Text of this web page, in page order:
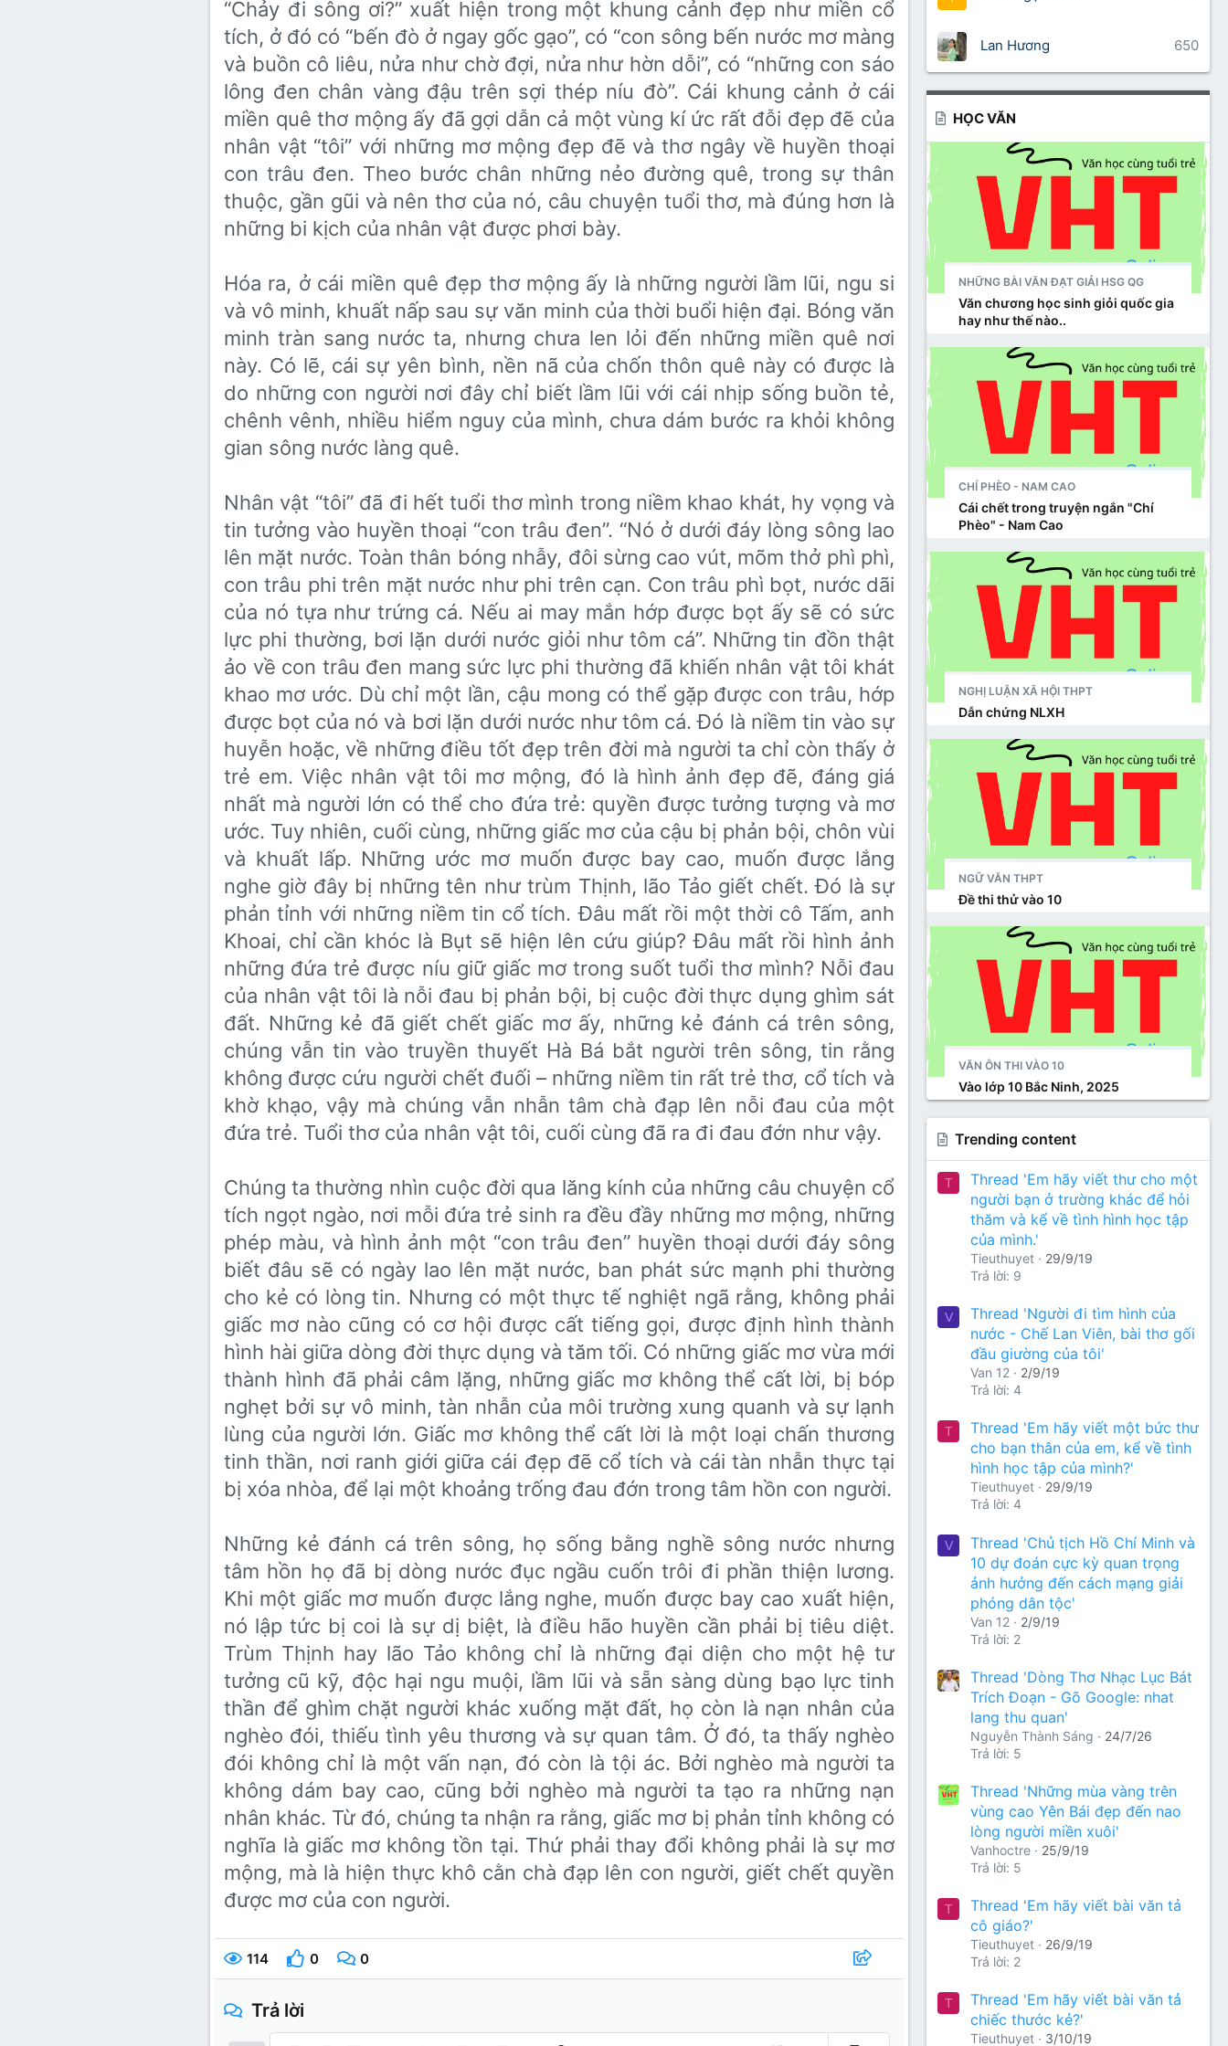
“Chảy đi sông ơi?” xuất hiện trong một khung cảnh đẹp như miền cổ
tích, ở đó có “bến đò ở ngay gốc gạo”, có “con sông bến nước mơ màng
và buồn cô liêu, nửa như chờ đợi, nửa như hờn dỗi”, có “những con sáo
lông đen chân vàng đậu trên sợi thép níu đò”. Cái khung cảnh ở cái
miền quê thơ mộng ấy đã gợi dẫn cả một vùng kí ức rất đỗi đẹp đẽ của
nhân vật “tôi” với những mơ mộng đẹp đẽ và thơ ngây về huyền thoại
con trâu đen. Theo bước chân những nẻo đường quê, trong sự thân
thuộc, gần gũi và nên thơ của nó, câu chuyện tuổi thơ, mà đúng hơn là
những bi kịch của nhân vật được phơi bày.
Hóa ra, ở cái miền quê đẹp thơ mộng ấy là những người lầm lũi, ngu si
và vô minh, khuất nấp sau sự văn minh của thời buổi hiện đại. Bóng văn
minh tràn sang nước ta, nhưng chưa len lỏi đến những miền quê nơi
này. Có lẽ, cái sự yên bình, nền nã của chốn thôn quê này có được là
do những con người nơi đây chỉ biết lầm lũi với cái nhịp sống buồn tẻ,
chênh vênh, nhiều hiểm nguy của mình, chưa dám bước ra khỏi không
gian sông nước làng quê.
Nhân vật “tôi” đã đi hết tuổi thơ mình trong niềm khao khát, hy vọng và
tin tưởng vào huyền thoại “con trâu đen”. “Nó ở dưới đáy lòng sông lao
lên mặt nước. Toàn thân bóng nhẫy, đôi sừng cao vút, mõm thở phì phì,
con trâu phi trên mặt nước như phi trên cạn. Con trâu phì bọt, nước dãi
của nó tựa như trứng cá. Nếu ai may mắn hớp được bọt ấy sẽ có sức
lực phi thường, bơi lặn dưới nước giỏi như tôm cá”. Những tin đồn thật
ảo về con trâu đen mang sức lực phi thường đã khiến nhân vật tôi khát
khao mơ ước. Dù chỉ một lần, cậu mong có thể gặp được con trâu, hớp
được bọt của nó và bơi lặn dưới nước như tôm cá. Đó là niềm tin vào sự
huyễn hoặc, về những điều tốt đẹp trên đời mà người ta chỉ còn thấy ở
trẻ em. Việc nhân vật tôi mơ mộng, đó là hình ảnh đẹp đẽ, đáng giá
nhất mà người lớn có thể cho đứa trẻ: quyền được tưởng tượng và mơ
ước. Tuy nhiên, cuối cùng, những giấc mơ của cậu bị phản bội, chôn vùi
và khuất lấp. Những ước mơ muốn được bay cao, muốn được lắng
nghe giờ đây bị những tên như trùm Thịnh, lão Tảo giết chết. Đó là sự
phản tỉnh với những niềm tin cổ tích. Đâu mất rồi một thời cô Tấm, anh
Khoai, chỉ cần khóc là Bụt sẽ hiện lên cứu giúp? Đâu mất rồi hình ảnh
những đứa trẻ được níu giữ giấc mơ trong suốt tuổi thơ mình? Nỗi đau
của nhân vật tôi là nỗi đau bị phản bội, bị cuộc đời thực dụng ghìm sát
đất. Những kẻ đã giết chết giấc mơ ấy, những kẻ đánh cá trên sông,
chúng vẫn tin vào truyền thuyết Hà Bá bắt người trên sông, tin rằng
không được cứu người chết đuối – những niềm tin rất trẻ thơ, cổ tích và
khờ khạo, vậy mà chúng vẫn nhẫn tâm chà đạp lên nỗi đau của một
đứa trẻ. Tuổi thơ của nhân vật tôi, cuối cùng đã ra đi đau đớn như vậy.
Chúng ta thường nhìn cuộc đời qua lăng kính của những câu chuyện cổ
tích ngọt ngào, nơi mỗi đứa trẻ sinh ra đều đầy những mơ mộng, những
phép màu, và hình ảnh một “con trâu đen” huyền thoại dưới đáy sông
biết đâu sẽ có ngày lao lên mặt nước, ban phát sức mạnh phi thường
cho kẻ có lòng tin. Nhưng có một thực tế nghiệt ngã rằng, không phải
giấc mơ nào cũng có cơ hội được cất tiếng gọi, được định hình thành
hình hài giữa dòng đời thực dụng và tăm tối. Có những giấc mơ vừa mới
thành hình đã phải câm lặng, những giấc mơ không thể cất lời, bị bóp
nghẹt bởi sự vô minh, tàn nhẫn của môi trường xung quanh và sự lạnh
lùng của người lớn. Giấc mơ không thể cất lời là một loại chấn thương
tinh thần, nơi ranh giới giữa cái đẹp đẽ cổ tích và cái tàn nhẫn thực tại
bị xóa nhòa, để lại một khoảng trống đau đớn trong tâm hồn con người.
Những kẻ đánh cá trên sông, họ sống bằng nghề sông nước nhưng
tâm hồn họ đã bị dòng nước đục ngầu cuốn trôi đi phần thiện lương.
Khi một giấc mơ muốn được lắng nghe, muốn được bay cao xuất hiện,
nó lập tức bị coi là sự dị biệt, là điều hão huyền cần phải bị tiêu diệt.
Trùm Thịnh hay lão Tảo không chỉ là những đại diện cho một hệ tư
tưởng cũ kỹ, độc hại ngu muội, lầm lũi và sẵn sàng dùng bạo lực tinh
thần để ghìm chặt người khác xuống mặt đất, họ còn là nạn nhân của
nghèo đói, thiếu tình yêu thương và sự quan tâm. Ở đó, ta thấy nghèo
đói không chỉ là một vấn nạn, đó còn là tội ác. Bởi nghèo mà người ta
không dám bay cao, cũng bởi nghèo mà người ta tạo ra những nạn
nhân khác. Từ đó, chúng ta nhận ra rằng, giấc mơ bị phản tỉnh không có
nghĩa là giấc mơ không tồn tại. Thứ phải thay đổi không phải là sự mơ
mộng, mà là hiện thực khô cằn chà đạp lên con người, giết chết quyền
được mơ của con người.
114 0 0
Trả lời
650
Lan Hương
HỌC VĂN
NHỮNG BÀI VĂN ĐẠT GIẢI HSG QG
Văn chương học sinh giỏi quốc gia
hay như thế nào..
CHÍ PHÈO - NAM CAO
Cái chết trong truyện ngắn "Chí
Phèo" - Nam Cao
NGHỊ LUẬN XÃ HỘI THPT
Dẫn chứng NLXH
NGỮ VĂN THPT
Đề thi thử vào 10
VĂN ÔN THI VÀO 10
Vào lớp 10 Bắc Ninh, 2025
Trending content
T
Thread 'Em hãy viết thư cho một
người bạn ở trường khác để hỏi
thăm và kể về tình hình học tập
của mình.'
Tieuthuyet
29/9/19
Trả lời: 9
V
Thread 'Người đi tìm hình của
nước - Chế Lan Viên, bài thơ gối
đầu giường của tôi'
Van 12
2/9/19
Trả lời: 4
T
Thread 'Em hãy viết một bức thư
cho bạn thân của em, kể về tình
hình học tập của mình?'
Tieuthuyet
29/9/19
Trả lời: 4
V
Thread 'Chủ tịch Hồ Chí Minh và
10 dự đoán cực kỳ quan trọng
ảnh hưởng đến cách mạng giải
phóng dân tộc'
Van 12
2/9/19
Trả lời: 2
Thread 'Dòng Thơ Nhạc Lục Bát
Trích Đoạn - Gõ Google: nhat
lang thu quan'
Nguyễn Thành Sáng
24/7/26
Trả lời: 5
Thread 'Những mùa vàng trên
vùng cao Yên Bái đẹp đến nao
lòng người miền xuôi'
Vanhoctre
25/9/19
Trả lời: 5
T
Thread 'Em hãy viết bài văn tả
cô giáo?'
Tieuthuyet
26/9/19
Trả lời: 2
T
Thread 'Em hãy viết bài văn tả
chiếc thước kẻ?'
Tieuthuyet
3/10/19